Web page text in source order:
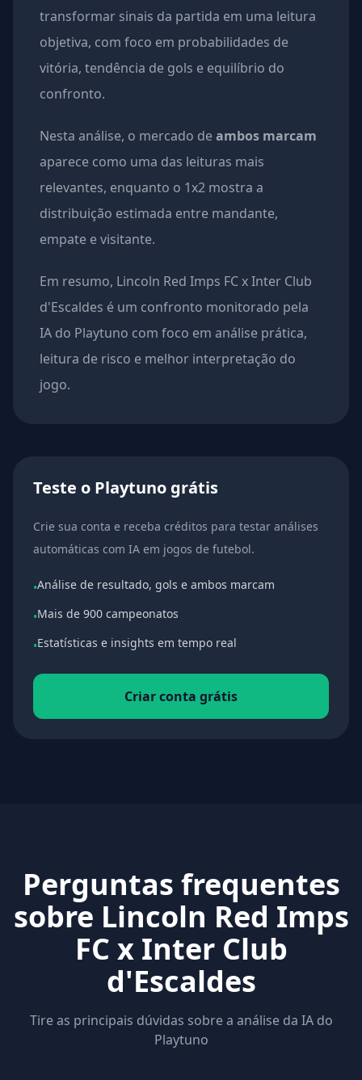
transformar sinais da partida em uma leitura
objetiva, com foco em probabilidades de
vitória, tendência de gols e equilíbrio do
confronto.
Nesta análise, o mercado deambos marcam
aparece como uma das leituras mais
relevantes, enquanto o 1x2 mostra a
distribuição estimada entre mandante,
empate e visitante.
Em resumo, Lincoln Red Imps FC x Inter Club
d'Escaldes é um confronto monitorado pela
IA do Playtuno com foco em análise prática,
leitura de risco e melhor interpretação do
jogo.
Teste o Playtuno grátis
Crie sua conta e receba créditos para testar análises
automáticas com IA em jogos de futebol.
•Análise de resultado, gols e ambos marcam
•Mais de 900 campeonatos
•Estatísticas e insights em tempo real
Criar conta grátis
Perguntas frequentes
sobre Lincoln Red Imps
FC x Inter Club
d'Escaldes
Tire as principais dúvidas sobre a análise da IA do
Playtuno